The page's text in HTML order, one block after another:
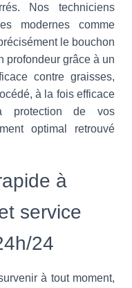
Nos techniciens
modernes comme
le bouchon
profondeur grâce à un
contre graisses,
à la fois efficace
protection de vos
optimal retrouvé
à
service
24
à tout moment,